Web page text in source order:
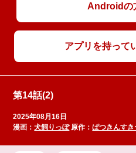
Androidの
アプリを持って
第14話(2)
2025年08月16日
漫画：犬飼りっぽ原作：ぱつきんすき